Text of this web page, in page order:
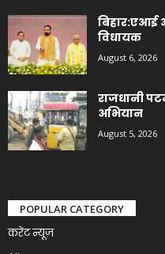
विधायक
August 6, 2026
राजधानी
अभियान
August 5, 2026
POPULAR CATEGORY
करेंट न्यूज़